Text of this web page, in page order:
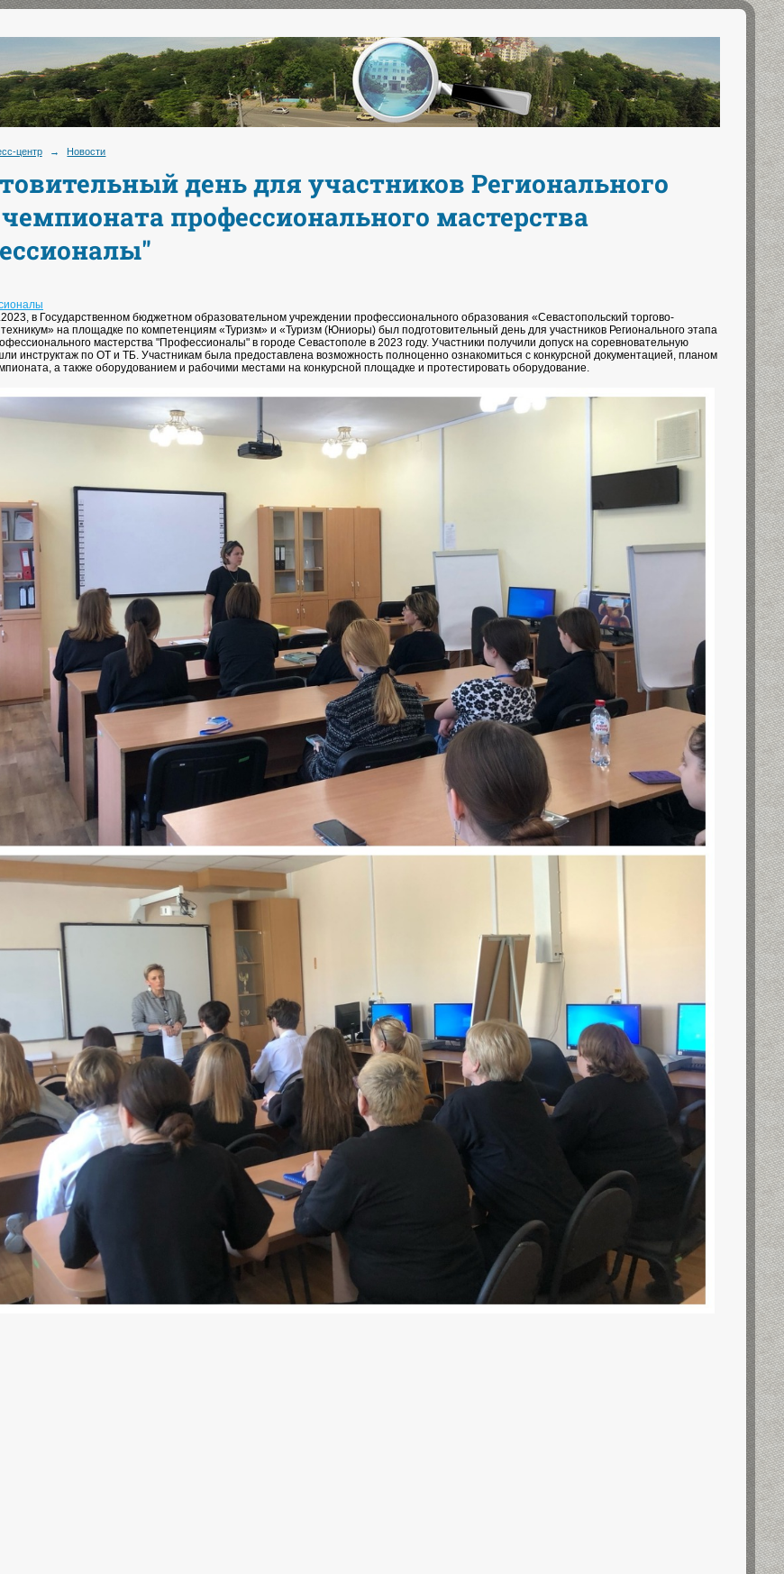
центр → Новости
день для участников Регионального
профессионального мастерства
в Государственном бюджетном образовательном учреждении профессионального образования «Севастопольский торгово-
на площадке по компетенциям «Туризм» и «Туризм (Юниоры) был подготовительный день для участников Регионального этапа
мастерства "Профессионалы" в городе Севастополе в 2023 году. Участники получили допуск на соревновательную
инструктаж по ОТ и ТБ. Участникам была предоставлена возможность полноценно ознакомиться c конкурсной документацией, планом
а также оборудованием и рабочими местами на конкурсной площадке и протестировать оборудование.